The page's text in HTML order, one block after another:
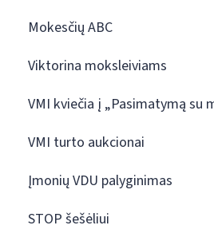
Mokesčių ABC
Viktorina moksleiviams
VMI kviečia į „Pasimatymą su
VMI turto aukcionai
Įmonių VDU palyginimas
STOP šešėliui